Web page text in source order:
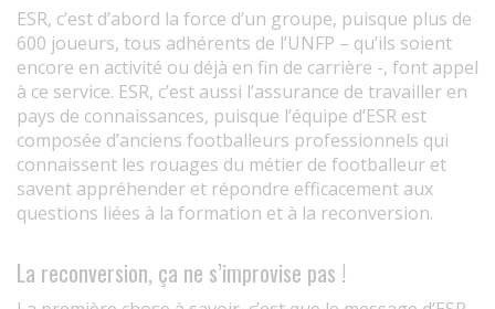
ESR, c’est d’abord la force d’un groupe, puisque plus de
600 joueurs, tous adhérents de l’UNFP – qu’ils soient
encore en activité ou déjà en fin de carrière -, font appel
à ce service. ESR, c’est aussi l’assurance de travailler en
pays de connaissances, puisque l’équipe d’ESR est
composée d’anciens footballeurs professionnels qui
connaissent les rouages du métier de footballeur et
savent appréhender et répondre efficacement aux
questions liées à la formation et à la reconversion.
La reconversion, ça ne s’improvise pas !